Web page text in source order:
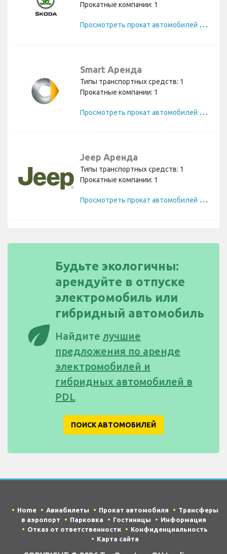
Прокатные компании: 1
П
росмотреть прокат автомобилей Skoda
Smart Аренда
Типы транспортных средств: 1
Прокатные компании: 1
П
росмотреть прокат автомобилей Smart
Jeep Аренда
Типы транспортных средств: 1
Прокатные компании: 1
П
росмотреть прокат автомобилей Jeep
eco
Будьте экологичны:
арендуйте в отпуске
электромобиль или
гибридный автомобиль
Найдите лучшие
предложения по аренде
электромобилей и
гибридных автомобилей в
PDL
ПОИСК АВТОМОБИЛЕЙ
Home Авиабилеты Прокат автомобиля
Трансферы
в аэропорт
Парковка Гостиницы
Информация
Отказ от ответственности
Конфиденциальность
Карта сайта